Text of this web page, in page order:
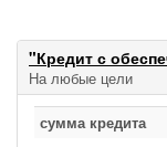
"Кредит с
На любые цели
сумма кредита